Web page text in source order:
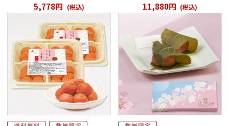
5,778円 (税込) 11,880円 (税込)